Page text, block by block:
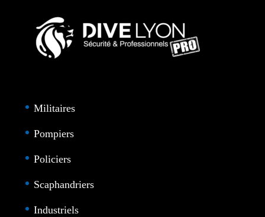
Militaires
Pompiers
Policiers
Scaphandriers
Industriels